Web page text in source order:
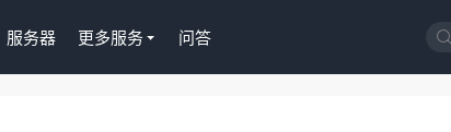

服务器 更多服务 问答